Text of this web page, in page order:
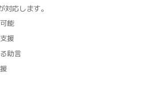
対応します。
能
援
助言